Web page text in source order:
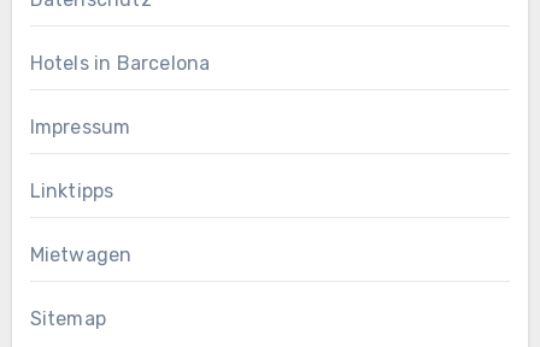
Hotels in Barcelona
Impressum
Linktipps
Mietwagen
Sitemap